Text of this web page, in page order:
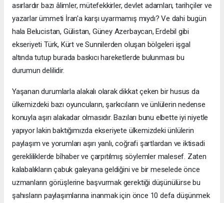
asırlardır bazı âlimler, mütefekkirler, devlet adamları, tarihçiler ve
yazarlar ümmeti İran'a karşı uyarmamış mıydı? Ve dahi bugün
hala Belucistan, Gülistan, Güney Azerbaycan, Erdebil gibi
ekseriyeti Türk, Kürt ve Sunnilerden oluşan bölgeleri işgal
altında tutup burada baskıcı hareketlerde bulunması bu
durumun delilidir.
Yaşanan durumlarla alakalı olarak dikkat çeken bir husus da
ülkemizdeki bazı oyuncuların, şarkıcıların ve ünlülerin nedense
konuyla aşırı alakadar olmasıdır. Bazıları bunu elbette iyi niyetle
yapıyor lakin baktığımızda ekseriyete ülkemizdeki ünlülerin
paylaşım ve yorumları aşırı yanlı, coğrafi şartlardan ve iktisadi
gerekliliklerde bîhaber ve çarpıtılmış söylemler malesef. Zaten
kalabalıkların çabuk galeyana geldiğini ve bir meselede önce
uzmanların görüşlerine başvurmak gerektiği düşünülürse bu
şahısların paylaşımlarına inanmak için önce 10 defa düşünmek